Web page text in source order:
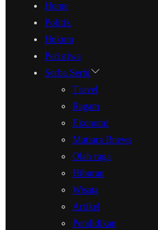
Home
Politik
Hukum
Peristiwa
Serba Serbi
Travel
Ragam
Ekonomi
Mutiara Bnews
Olah raga
Hiburan
Wisata
Artikel
Pendidikan